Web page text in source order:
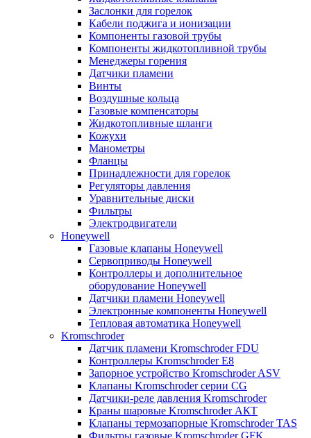
Заслонки для горелок
Кабели поджига и ионизации
Компоненты газовой трубы
Компоненты жидкотопливной трубы
Менеджеры горения
Датчики пламени
Винты
Воздушные кольца
Газовые компенсаторы
Жидкотопливные шланги
Кожухи
Манометры
Фланцы
Принадлежности для горелок
Регуляторы давления
Уравнительные диски
Фильтры
Электродвигатели
Honeywell
Газовые клапаны Honeywell
Сервоприводы Honeywell
Контроллеры и дополнительное
оборудование Honeywell
Датчики пламени Honeywell
Электронные компоненты Honeywell
Тепловая автоматика Honeywell
Kromschroder
Датчик пламени Kromschroder FDU
Контроллеры Kromschroder E8
Запорное устройство Kromschroder ASV
Клапаны Kromschroder серии CG
Датчики-реле давления Kromschroder
Краны шаровые Kromschroder АКТ
Клапаны термозапорные Kromschroder TAS
Фильтры газовые Kromschroder GFK